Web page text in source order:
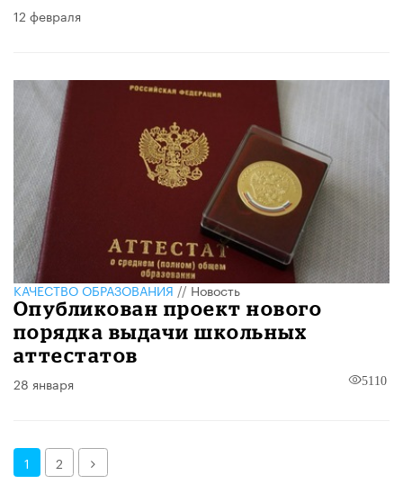
12 февраля
КАЧЕСТВО ОБРАЗОВАНИЯ//Новость
Опубликован проект нового
порядка выдачи школьных
аттестатов
28 января 5110
1 2 Далее